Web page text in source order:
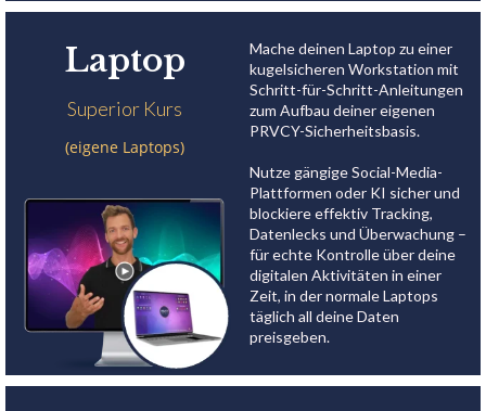
Laptop
Superior Kurs
(eigene Laptops)
Mache deinen Laptop zu einer
kugelsicheren Workstation mit
Schritt-für-Schritt-Anleitungen
zum Aufbau deiner eigenen
PRVCY-Sicherheitsbasis.
Nutze gängige Social-Media-
Plattformen oder KI sicher und
blockiere effektiv Tracking,
Datenlecks und Überwachung –
für echte Kontrolle über deine
digitalen Aktivitäten in einer
Zeit, in der normale Laptops
täglich all deine Daten
preisgeben.